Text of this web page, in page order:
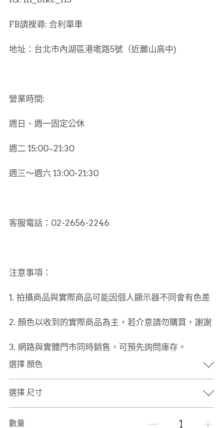
FB請搜尋: 合利單車
地址：台北市內湖區港墘路5號（近麗山高中)
營業時間:
週日、週一固定公休
週二 15:00~21:30
週三～週六 13:00-21:30
客服電話：02-2656-2246
注意事項：
1. 拍攝商品與實際商品可能因個人顯示器不同會有色差
2. 顏色以收到的實際商品為主，若介意請勿購買，謝謝
3. 網路與實體門市同時銷售，可預先詢問庫存。
選擇 顏色
選擇 尺寸
數量